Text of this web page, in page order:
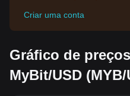
Criar uma conta
Gráfico de
MyBit/USD (MYB/